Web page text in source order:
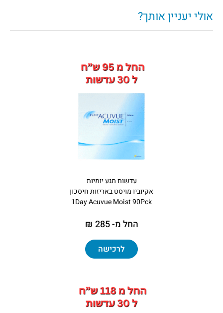
אולי יעניין אותך?
עדשות מגע יומיות
אקיוביו מויסט באריזות חיסכון
1Day Acuvue Moist 90Pck
החל מ- 285 ₪
לרכישה